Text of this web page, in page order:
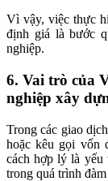
Vì vậy, việc thực
định giá là bước
nghiệp.
6. Vai trò của
nghiệp xây
Trong các giao
hoặc kêu gọi vốn
cách hợp lý là yếu
trong quá trình